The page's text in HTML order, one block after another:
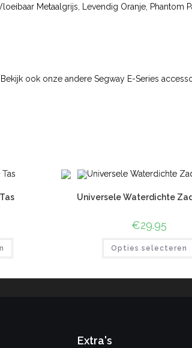
Metaalgrijs, Levendig Oranje, Phantom
ook onze andere Segway E-Series
Universele Waterdichte
€29.95
Opties selecteren
Extra's